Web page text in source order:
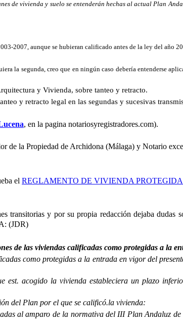
de vivienda y suelo se entenderán hechas al actual Plan
2007, aunque se hubieran calificado antes de la ley del año
la segunda, creo que en ningún caso debería entenderse
y Vivienda, sobre tanteo y retracto.
y retracto legal en las segundas y sucesivas
, en la pagina notariosyregistradores.com).
la Propiedad de Archidona (Málaga) y Notario
elREGLAMENTO DE VIVIENDA
transitorias y por su propia redacción dejaba
(JDR)
de las viviendas calificadas como protegidas a la
como protegidas a la entrada en vigor del
acogido la vivienda estableciera un plazo
del Plan por el que se calificó.la vivienda:
al amparo de la normativa del III Plan Andaluz